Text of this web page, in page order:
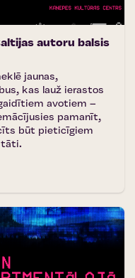
autoru balsis
jaunas,
kas lauž ierastos
avotiem –
pamanīt,
būt pieticīgiem